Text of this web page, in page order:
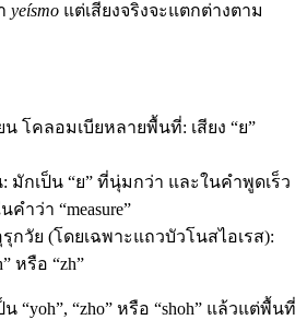
yeísmo แต่เสียงจริงจะแตกต่างตาม
โคลอมเบียหลายพื้นที่: เสียง “ย”
มักเป็น “ย” ที่นุ่มกว่า และในคำพูดเร็ว
ำว่า “measure”
กวัย (โดยเฉพาะแถวบัวโนสไอเรส):
หรือ “zh”
น “yoh”, “zho” หรือ “shoh” แล้วแต่พื้นที่